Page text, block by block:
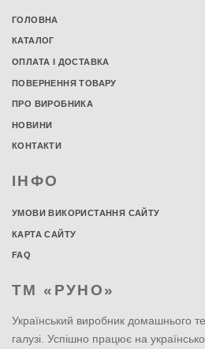
ГОЛОВНА
КАТАЛОГ
ОПЛАТА І ДОСТАВКА
ПОВЕРНЕННЯ ТОВАРУ
ПРО ВИРОБНИКА
НОВИНИ
КОНТАКТИ
ІНФО
УМОВИ ВИКОРИСТАННЯ САЙТУ
КАРТА САЙТУ
FAQ
ТМ «РУНО»
Український виробник домашнього
галузі. Успішно працює на